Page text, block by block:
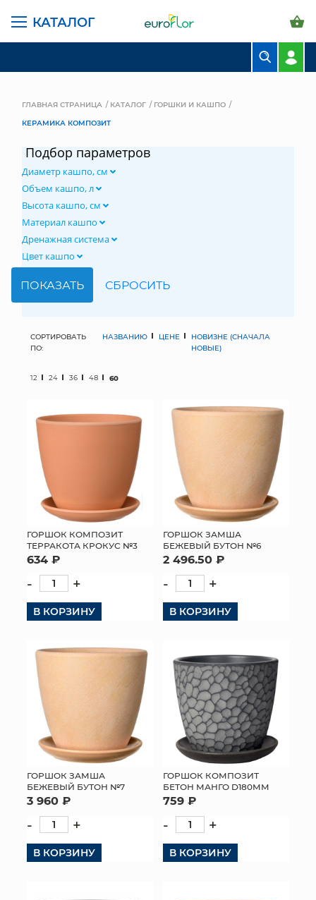
КАТАЛОГ
СВАДЕБНАЯ ФЛОРИСТИКА
МЯГКИЕ ИГРУШКИ
СУНДУКИ
ИСКУССТВЕННЫЕ ЦВЕТЫ
ПАКЕТЫ И СУМКИ
ТОРГОВЫЙ ЦЕНТР
ОПТОВЫМ КЛИЕНТАМ
ДОСТАВКА И ОПЛАТА
КОНТАКТЫ
ГЛАВНАЯ СТРАНИЦА КАТАЛОГ
ГОРШКИ И КАШПО
КЕРАМИКА КОМПОЗИТ
Подбор параметров
Диаметр кашпо, см
Объем кашпо, л
Высота кашпо, см
Материал кашпо
Дренажная система
Цвет кашпо
СОРТИРОВАТЬ
ПО:
НАЗВАНИЮ ЦЕНЕ
НОВИЗНЕ (СНАЧАЛА
НОВЫЕ)
12 24 36 48 60
ГОРШОК КОМПОЗИТ
ТЕРРАКОТА КРОКУС №3
634 ₽
- +
В КОРЗИНУ
ГОРШОК ЗАМША
БЕЖЕВЫЙ БУТОН №6
2 496.50 ₽
- +
В КОРЗИНУ
ГОРШОК ЗАМША
БЕЖЕВЫЙ БУТОН №7
3 960 ₽
- +
В КОРЗИНУ
ГОРШОК КОМПОЗИТ
БЕТОН МАНГО D180ММ
759 ₽
- +
В КОРЗИНУ